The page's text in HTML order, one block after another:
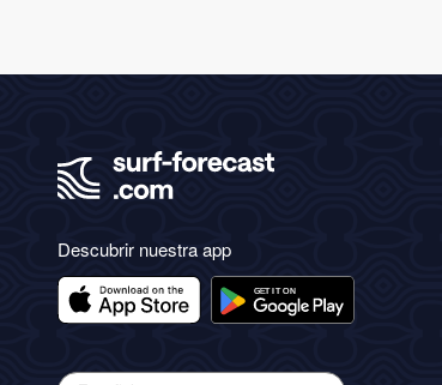
Descubrir nuestra app